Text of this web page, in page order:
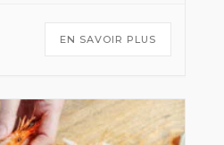
EN SAVOIR PLUS